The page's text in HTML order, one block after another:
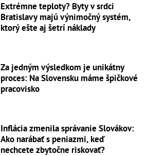
Extrémne teploty? Byty v srdci
Bratislavy majú výnimočný systém,
ktorý ešte aj šetrí náklady
Za jedným výsledkom je unikátny
proces: Na Slovensku máme špičkové
pracovisko
Inflácia zmenila správanie Slovákov:
Ako narábať s peniazmi, keď
nechcete zbytočne riskovať?